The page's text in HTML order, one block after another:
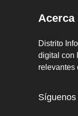
Acerca
Distrito
digital con
relevantes
Síguenos